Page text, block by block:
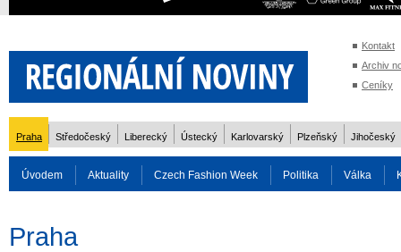
Kontakt
Archiv
Ceníky
Praha Středočeský Liberecký Ústecký Karlovarský Plzeňský Jihočeský
Úvodem Aktuality Czech Fashion Week Politika Válka
Praha